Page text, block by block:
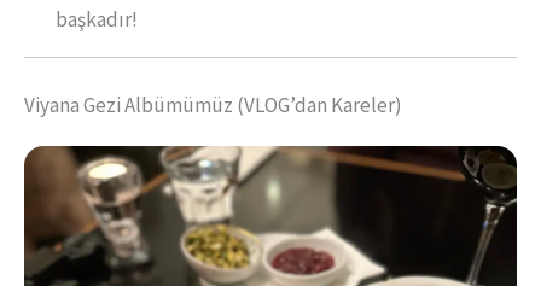
başkadır!
Viyana Gezi Albümümüz (VLOG’dan Kareler)